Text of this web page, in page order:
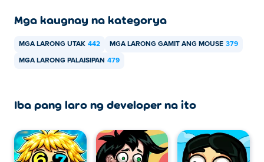
Mga kaugnay na kategorya
MGA LARONG UTAK 442 MGA LARONG GAMIT ANG MOUSE 379
MGA LARONG PALAISIPAN 479
Iba pang laro ng developer na ito